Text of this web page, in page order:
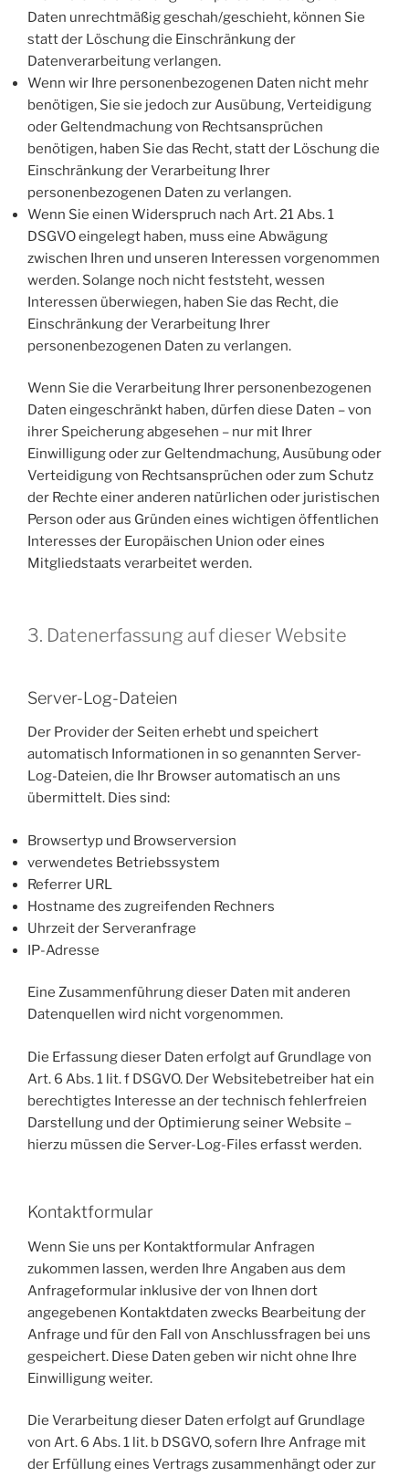
Daten unrechtmäßig geschah/geschieht, können Sie
statt der Löschung die Einschränkung der
Datenverarbeitung verlangen.
Wenn wir Ihre personenbezogenen Daten nicht mehr
benötigen, Sie sie jedoch zur Ausübung, Verteidigung
oder Geltendmachung von Rechtsansprüchen
benötigen, haben Sie das Recht, statt der Löschung die
Einschränkung der Verarbeitung Ihrer
personenbezogenen Daten zu verlangen.
Wenn Sie einen Widerspruch nach Art. 21 Abs. 1
DSGVO eingelegt haben, muss eine Abwägung
zwischen Ihren und unseren Interessen vorgenommen
werden. Solange noch nicht feststeht, wessen
Interessen überwiegen, haben Sie das Recht, die
Einschränkung der Verarbeitung Ihrer
personenbezogenen Daten zu verlangen.
Wenn Sie die Verarbeitung Ihrer personenbezogenen
Daten eingeschränkt haben, dürfen diese Daten – von
ihrer Speicherung abgesehen – nur mit Ihrer
Einwilligung oder zur Geltendmachung, Ausübung oder
Verteidigung von Rechtsansprüchen oder zum Schutz
der Rechte einer anderen natürlichen oder juristischen
Person oder aus Gründen eines wichtigen öffentlichen
Interesses der Europäischen Union oder eines
Mitgliedstaats verarbeitet werden.
3. Datenerfassung auf dieser Website
Server-Log-Dateien
Der Provider der Seiten erhebt und speichert
automatisch Informationen in so genannten Server-
Log-Dateien, die Ihr Browser automatisch an uns
übermittelt. Dies sind:
Browsertyp und Browserversion
verwendetes Betriebssystem
Referrer URL
Hostname des zugreifenden Rechners
Uhrzeit der Serveranfrage
IP-Adresse
Eine Zusammenführung dieser Daten mit anderen
Datenquellen wird nicht vorgenommen.
Die Erfassung dieser Daten erfolgt auf Grundlage von
Art. 6 Abs. 1 lit. f DSGVO. Der Websitebetreiber hat ein
berechtigtes Interesse an der technisch fehlerfreien
Darstellung und der Optimierung seiner Website –
hierzu müssen die Server-Log-Files erfasst werden.
Kontaktformular
Wenn Sie uns per Kontaktformular Anfragen
zukommen lassen, werden Ihre Angaben aus dem
Anfrageformular inklusive der von Ihnen dort
angegebenen Kontaktdaten zwecks Bearbeitung der
Anfrage und für den Fall von Anschlussfragen bei uns
gespeichert. Diese Daten geben wir nicht ohne Ihre
Einwilligung weiter.
Die Verarbeitung dieser Daten erfolgt auf Grundlage
von Art. 6 Abs. 1 lit. b DSGVO, sofern Ihre Anfrage mit
der Erfüllung eines Vertrags zusammenhängt oder zur